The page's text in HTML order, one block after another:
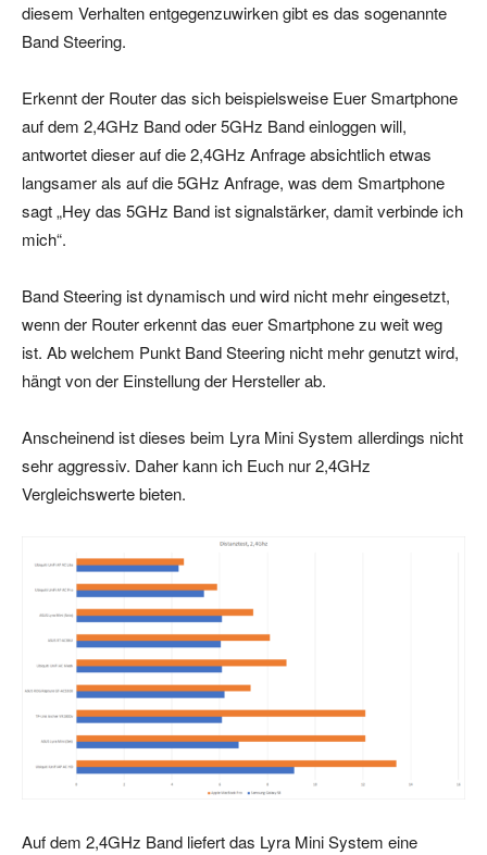
diesem Verhalten entgegenzuwirken gibt es das sogenannte
Band Steering.
Erkennt der Router das sich beispielsweise Euer Smartphone
auf dem 2,4GHz Band oder 5GHz Band einloggen will,
antwortet dieser auf die 2,4GHz Anfrage absichtlich etwas
langsamer als auf die 5GHz Anfrage, was dem Smartphone
sagt „Hey das 5GHz Band ist signalstärker, damit verbinde ich
mich“.
Band Steering ist dynamisch und wird nicht mehr eingesetzt,
wenn der Router erkennt das euer Smartphone zu weit weg
ist. Ab welchem Punkt Band Steering nicht mehr genutzt wird,
hängt von der Einstellung der Hersteller ab.
Anscheinend ist dieses beim Lyra Mini System allerdings nicht
sehr aggressiv. Daher kann ich Euch nur 2,4GHz
Vergleichswerte bieten.
Auf dem 2,4GHz Band liefert das Lyra Mini System eine